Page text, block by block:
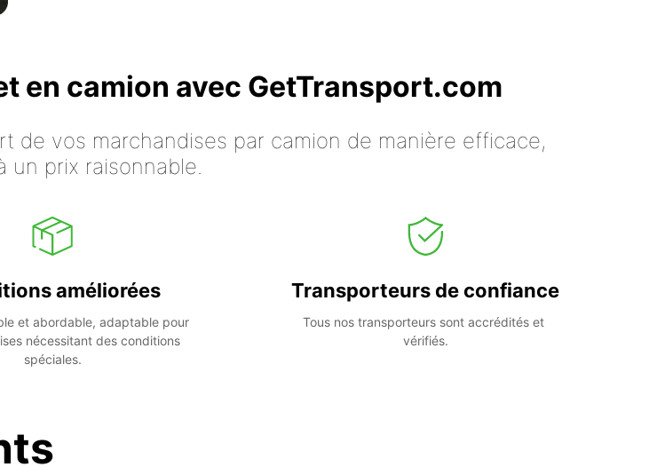
en camion avec GetTransport.com
de vos marchandises par camion de manière efficace,
un prix raisonnable.
améliorées
et abordable, adaptable pour
nécessitant des conditions
spéciales.
Transporteurs de confiance
Tous nos transporteurs sont accrédités et
vérifiés.